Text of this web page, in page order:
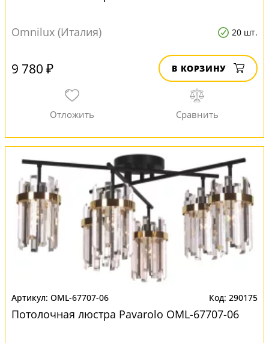
Omnilux (Италия) 20 шт.
9 780 ₽ В КОРЗИНУ
OML-67707-06 290175
Потолочная люстра Pavarolo OML-67707-06